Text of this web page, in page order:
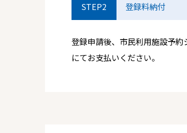
STEP2 登録料納付
登録申請後、市民利用施設予
にてお支払いください。